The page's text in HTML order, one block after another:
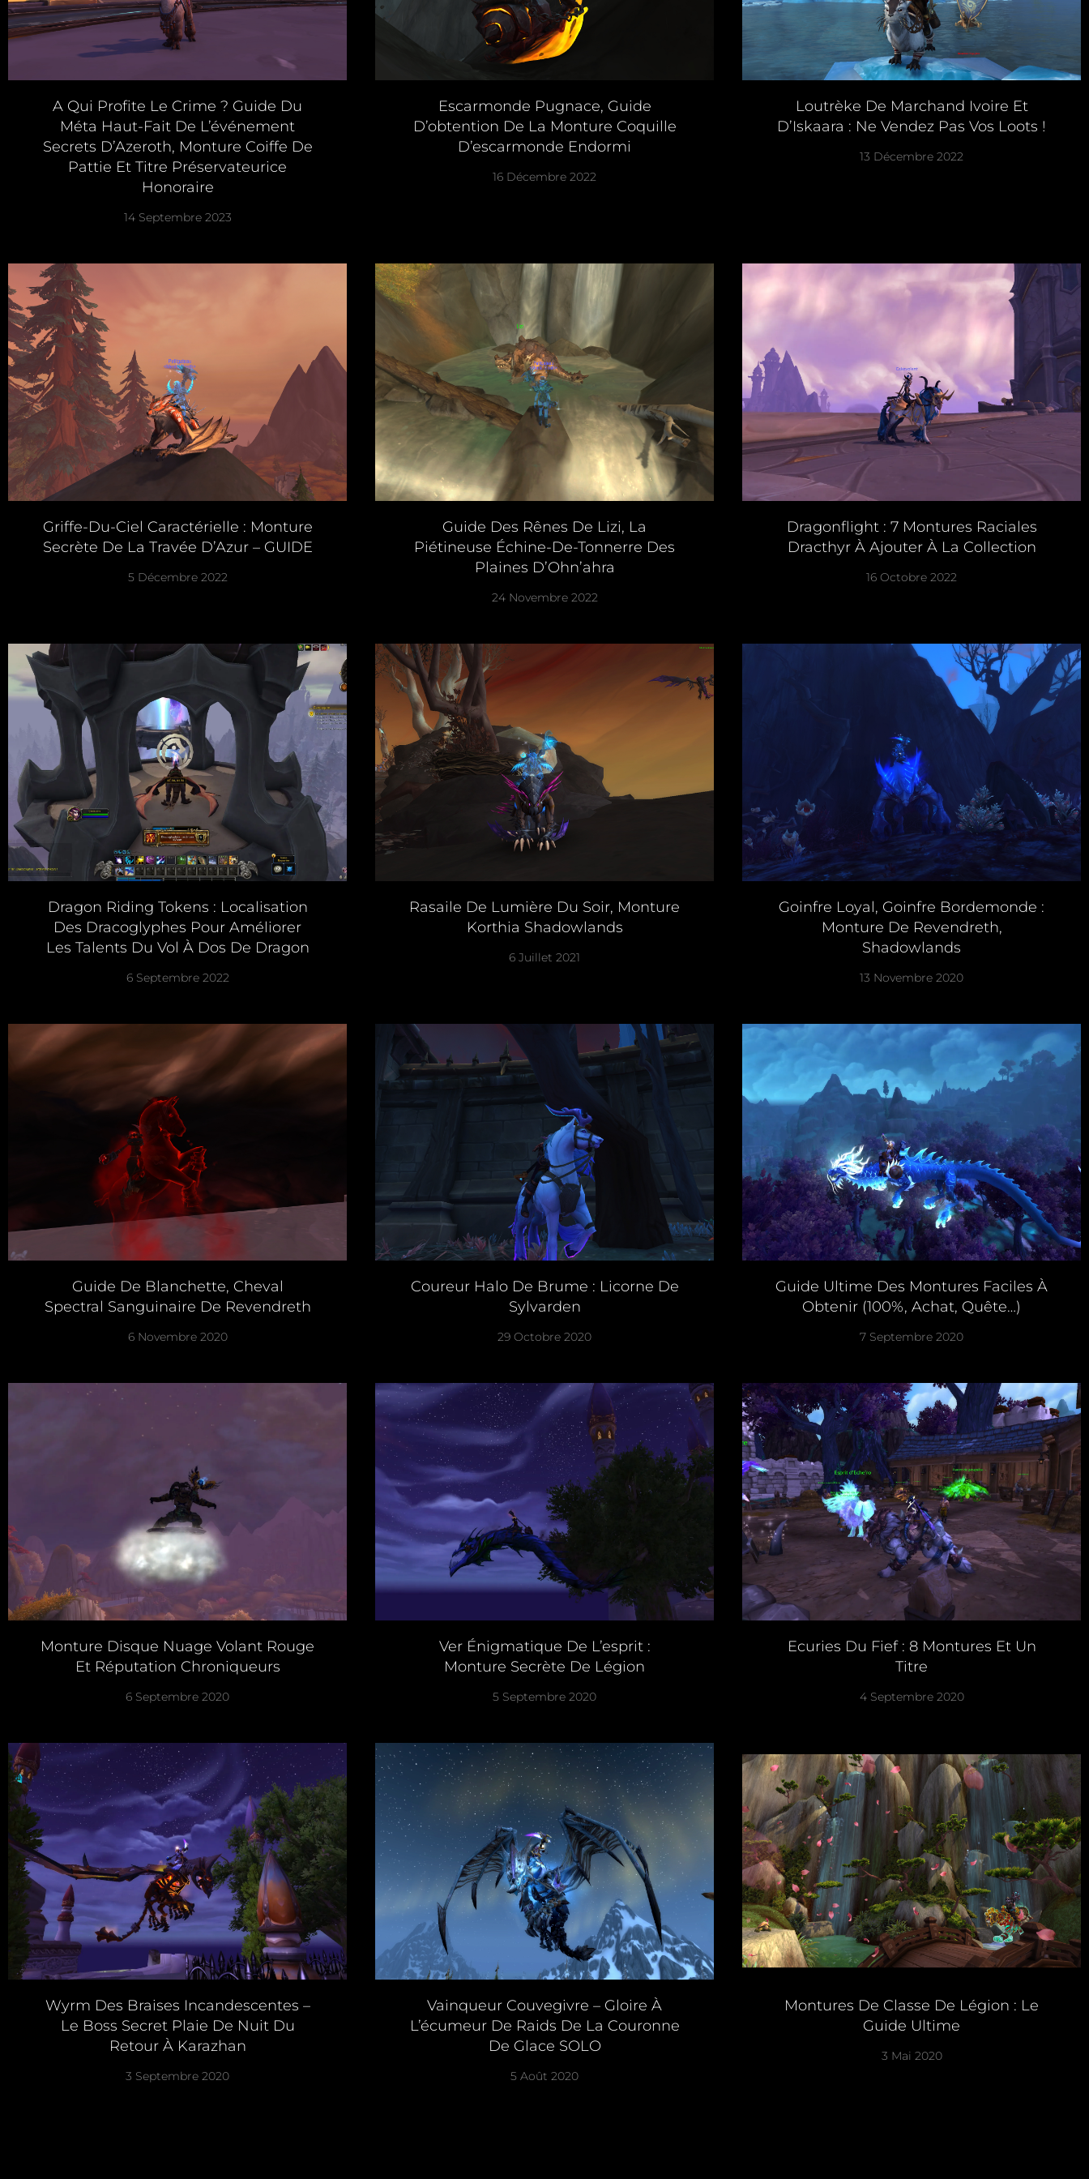
A Qui Profite Le Crime ? Guide Du
Méta Haut-Fait De L’événement
Secrets D’Azeroth, Monture Coiffe De
Pattie Et Titre Préservateurice
Honoraire
14 Septembre 2023
Escarmonde Pugnace, Guide
D’obtention De La Monture Coquille
D’escarmonde Endormi
16 Décembre 2022
Loutrèke De Marchand Ivoire Et
D’Iskaara : Ne Vendez Pas Vos Loots !
13 Décembre 2022
Griffe-Du-Ciel Caractérielle : Monture
Secrète De La Travée D’Azur – GUIDE
5 Décembre 2022
Guide Des Rênes De Lizi, La
Piétineuse Échine-De-Tonnerre Des
Plaines D’Ohn’ahra
24 Novembre 2022
Dragonflight : 7 Montures Raciales
Dracthyr À Ajouter À La Collection
16 Octobre 2022
Dragon Riding Tokens : Localisation
Des Dracoglyphes Pour Améliorer
Les Talents Du Vol À Dos De Dragon
6 Septembre 2022
Rasaile De Lumière Du Soir, Monture
Korthia Shadowlands
6 Juillet 2021
Goinfre Loyal, Goinfre Bordemonde :
Monture De Revendreth,
Shadowlands
13 Novembre 2020
Guide De Blanchette, Cheval
Spectral Sanguinaire De Revendreth
6 Novembre 2020
Coureur Halo De Brume : Licorne De
Sylvarden
29 Octobre 2020
Guide Ultime Des Montures Faciles À
Obtenir (100%, Achat, Quête…)
7 Septembre 2020
Monture Disque Nuage Volant Rouge
Et Réputation Chroniqueurs
6 Septembre 2020
Ver Énigmatique De L’esprit :
Monture Secrète De Légion
5 Septembre 2020
Ecuries Du Fief : 8 Montures Et Un
Titre
4 Septembre 2020
Wyrm Des Braises Incandescentes –
Le Boss Secret Plaie De Nuit Du
Retour À Karazhan
3 Septembre 2020
Vainqueur Couvegivre – Gloire À
L’écumeur De Raids De La Couronne
De Glace SOLO
5 Août 2020
Montures De Classe De Légion : Le
Guide Ultime
3 Mai 2020